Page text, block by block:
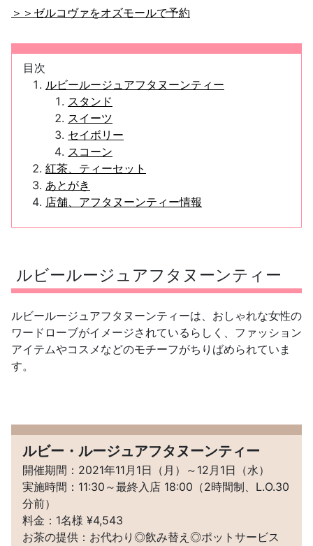
＞＞ゼルコヴァをオズモールで予約
目次
ルビールージュアフタヌーンティー
スタンド
スイーツ
セイボリー
スコーン
紅茶、ティーセット
あとがき
店舗、アフタヌーンティー情報
ルビールージュアフタヌーンティー
ルビールージュアフタヌーンティーは、おしゃれな女性の
ワードローブがイメージされているらしく、ファッション
アイテムやコスメなどのモチーフがちりばめられていま
す。
ルビー・ルージュアフタヌーンティー
開催期間：2021年11月1日（月）～12月1日（水）
実施時間：11:30～最終入店 18:00（2時間制、L.O.30
分前）
料金：1名様 ¥4,543
お茶の提供：お代わり◎飲み替え◎ポットサービス